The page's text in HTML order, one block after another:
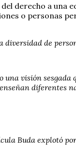
derecho a una
o personas
de
visión
diferentes
Buda explotó